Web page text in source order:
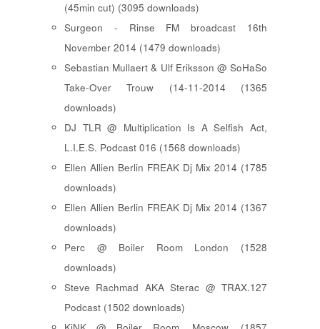
(45min cut) (3095 downloads)
Surgeon - Rinse FM broadcast 16th
November 2014 (1479 downloads)
Sebastian Mullaert & Ulf Eriksson @ SoHaSo
Take-Over Trouw (14-11-2014 (1365
downloads)
DJ TLR @ Multiplication Is A Selfish Act,
L.I.E.S. Podcast 016 (1568 downloads)
Ellen Allien Berlin FREAK Dj Mix 2014 (1785
downloads)
Ellen Allien Berlin FREAK Dj Mix 2014 (1367
downloads)
Perc @ Boiler Room London (1528
downloads)
Steve Rachmad AKA Sterac @ TRAX.127
Podcast (1502 downloads)